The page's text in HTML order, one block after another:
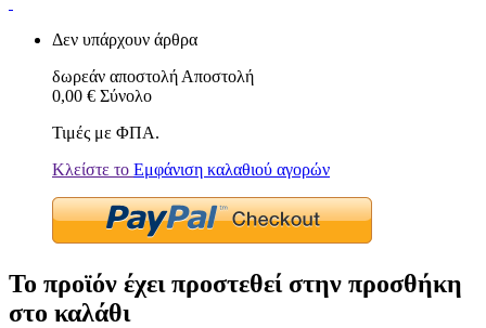
Δεν υπάρχουν άρθρα
δωρεάν αποστολή Αποστολή
0,00 € Σύνολο
Τιμές με ΦΠΑ.
Κλείστε το Εμφάνιση καλαθιού αγορών
Το προϊόν έχει προστεθεί στην προσθήκη
στο καλάθι